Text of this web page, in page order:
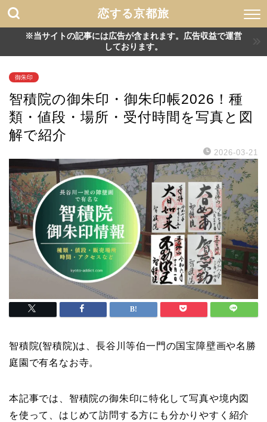
恋する京都旅
※当サイトの記事には広告が含まれます。広告収益で運営
しております。
御朱印
智積院の御朱印・御朱印帳2026！種
類・値段・場所・受付時間を写真と図
解で紹介
2026-03-21
智積院(智積院)は、長谷川等伯一門の国宝障壁画や名勝
庭園で有名なお寺。
本記事では、智積院の御朱印に特化して写真や境内図
を使って、はじめて訪問する方にも分かりやすく紹介